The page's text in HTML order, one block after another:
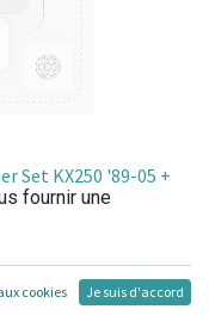
Set KX250 '89-05 +
fournir une
cookies Je suis d'accord